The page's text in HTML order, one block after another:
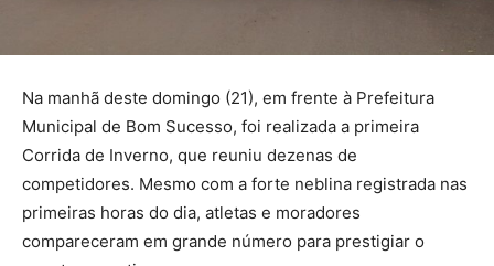
Na manhã deste domingo (21), em frente à Prefeitura
Municipal de Bom Sucesso, foi realizada a primeira
Corrida de Inverno, que reuniu dezenas de
competidores. Mesmo com a forte neblina registrada nas
primeiras horas do dia, atletas e moradores
compareceram em grande número para prestigiar o